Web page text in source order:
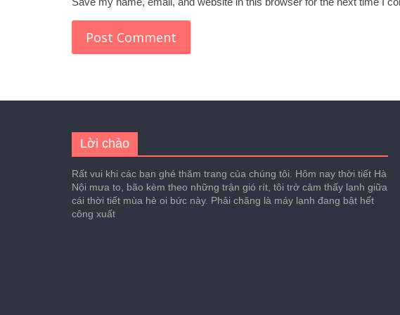
Lời chào
Rất vui khi các bạn ghé thăm trang của chúng tôi. Hôm nay thời tiết Hà
Nội mưa to, bão kèm theo những trận gió rít, tôi trở cảm thấy lạnh giữa
cái thời tiết mùa hè oi bức này. Phải chăng là máy lạnh đang bật hết
công xuất